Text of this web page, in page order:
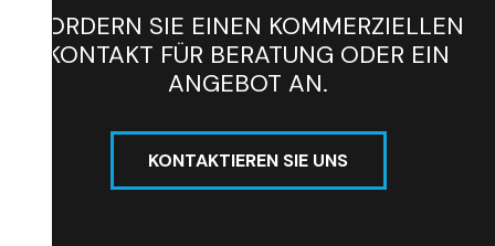
FORDERN SIE EINEN KOMMERZIELLEN
KONTAKT FÜR BERATUNG ODER EIN
ANGEBOT AN.
KONTAKTIEREN SIE UNS